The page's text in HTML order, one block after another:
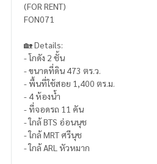
(FOR RENT)
FON071
🏡 Details:
- โกดัง 2 ชั้น
- ขนาดที่ดิน 473 ตร.ว.
- พื้นที่ใช้สอย 1,400 ตร.ม.
- 4 ห้องน้ำ
- ที่จอดรถ 11 คัน
- ใกล้ BTS อ่อนนุช
- ใกล้ MRT ศรีนุช
- ใกล้ ARL หัวหมาก